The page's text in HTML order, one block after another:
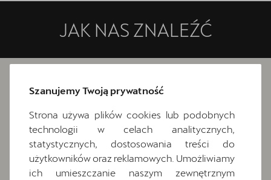
JAK NAS ZNALEŹĆ
Szanujemy Twoją prywatność
Strona używa plików cookies lub podobnych
technologii w celach analitycznych,
statystycznych, dostosowania treści do
użytkowników oraz reklamowych. Umożliwiamy
ich umieszczanie naszym zewnętrznym